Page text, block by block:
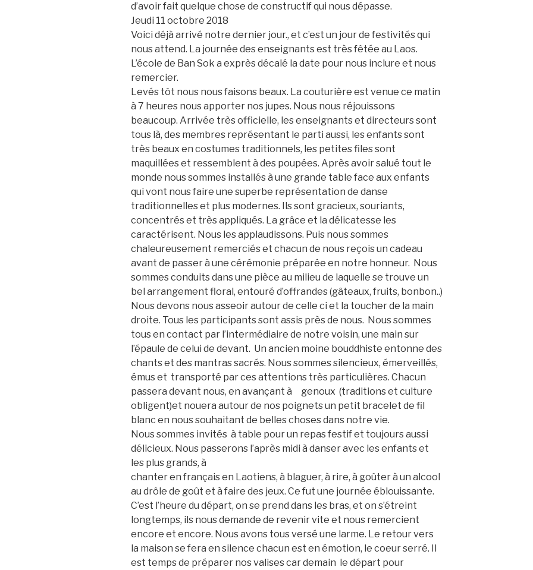
d’avoir fait quelque chose de constructif qui nous dépasse.
Jeudi 11 octobre 2018
Voici déjà arrivé notre dernier jour., et c’est un jour de festivités qui
nous attend. La journée des enseignants est très fêtée au Laos.
L’école de Ban Sok a exprès décalé la date pour nous inclure et nous
remercier.
Levés tôt nous nous faisons beaux. La couturière est venue ce matin
à 7 heures nous apporter nos jupes. Nous nous réjouissons
beaucoup. Arrivée très officielle, les enseignants et directeurs sont
tous là, des membres représentant le parti aussi, les enfants sont
très beaux en costumes traditionnels, les petites files sont
maquillées et ressemblent à des poupées. Après avoir salué tout le
monde nous sommes installés à une grande table face aux enfants
qui vont nous faire une superbe représentation de danse
traditionnelles et plus modernes. Ils sont gracieux, souriants,
concentrés et très appliqués. La grâce et la délicatesse les
caractérisent. Nous les applaudissons. Puis nous sommes
chaleureusement remerciés et chacun de nous reçois un cadeau
avant de passer à une cérémonie préparée en notre honneur. Nous
sommes conduits dans une pièce au milieu de laquelle se trouve un
bel arrangement floral, entouré d’offrandes (gâteaux, fruits, bonbon..)
Nous devons nousasseoir autour de celle ci et la toucher de la main
droite. Tous les participants sont assis près de nous. Nous sommes
tous en contact par l’intermédiaire de notre voisin, une main sur
l’épaule de celui de devant. Un ancien moine bouddhiste entonne des
chants et des mantras sacrés. Nous sommes silencieux, émerveillés,
émus et transporté par ces attentions très particulières. Chacun
passera devant nous, en avançant à genoux (traditions et culture
obligent)et nouera autour de nos poignets un petit bracelet de fil
blanc en nous souhaitant de belles choses dans notre vie.
Nous sommes invités à table pour un repas festif et toujours aussi
délicieux. Nous passerons l’après midi à danser avec les enfants et
les plus grands, à
chanter en français en Laotiens, à blaguer, à rire, à goûter à un alcool
au drôle de goût et à faire des jeux. Ce fut une journée éblouissante.
C’est l’heure du départ, on se prend dans les bras, et on s’étreint
longtemps, ils nous demande de revenir vite et nous remercient
encore et encore. Nous avons tous versé une larme. Le retour vers
la maison se fera en silence chacun est en émotion, le coeur serré. Il
est temps de préparer nos valises car demain le départ pour